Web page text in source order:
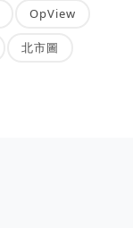
OpView
北市圖